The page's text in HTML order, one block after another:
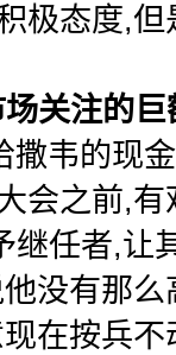
极态度,
关注的
撒韦的现
会之前,
继任者,让
没有那
在按兵